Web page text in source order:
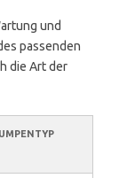
und
passenden
die Art der